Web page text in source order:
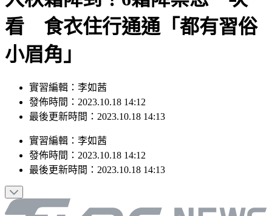
看 食衣住行通通「都有習俗
小眉角」
發佈時間：2023.10.18 14:12
最後更新時間：2023.10.18 14:13
發佈時間： 2023.10.18 14:12
最後更新時間：2023.10.18 14:13